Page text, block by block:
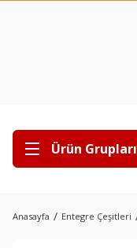
Ürün Grupları
Anasayfa Entegre Çeşitleri